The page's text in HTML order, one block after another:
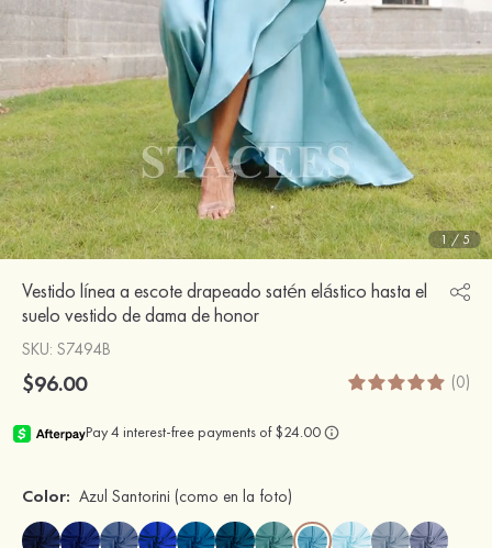
1/5
Vestido línea a escote drapeado satén elástico hasta el
suelo vestido de dama de honor
SKU: S7494B
$96.00 (0)
Color: Azul Santorini (como en la foto)